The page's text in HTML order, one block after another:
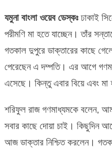
যমুনাবাংলাওয়েবডেস্কঃ ঢাকাই
পরীমণি মা হতে যাচ্ছেন। তাঁর
গতকাল দুপুরে ডাক্তারের কাছে
পেরেছেন এ দম্পতি। এর আগে
এসেছে। কিন্তু এবার বিয়ে এবং
শরিফুল রাজ গণমাধ্যমকে বলেন,
সবার কাছে দোয়া চাই। কিছুদিন
আজ ডাক্তার নিশ্চিত করলেন।